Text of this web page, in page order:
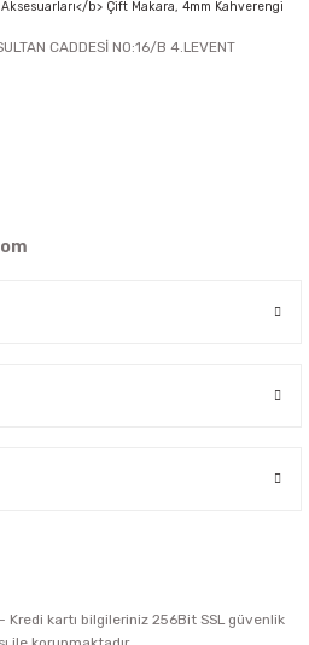
CADDESİ NO:16/B 4.LEVENT
Kredi kartı bilgileriniz 256Bit SSL güvenlik